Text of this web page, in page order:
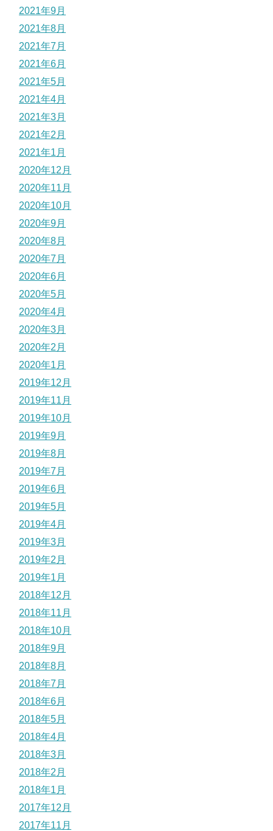
2021年9月
2021年8月
2021年7月
2021年6月
2021年5月
2021年4月
2021年3月
2021年2月
2021年1月
2020年12月
2020年11月
2020年10月
2020年9月
2020年8月
2020年7月
2020年6月
2020年5月
2020年4月
2020年3月
2020年2月
2020年1月
2019年12月
2019年11月
2019年10月
2019年9月
2019年8月
2019年7月
2019年6月
2019年5月
2019年4月
2019年3月
2019年2月
2019年1月
2018年12月
2018年11月
2018年10月
2018年9月
2018年8月
2018年7月
2018年6月
2018年5月
2018年4月
2018年3月
2018年2月
2018年1月
2017年12月
2017年11月